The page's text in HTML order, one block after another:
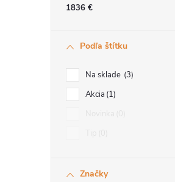
1836 €
Podľa štítku
Na sklade 3
Akcia 1
Značky